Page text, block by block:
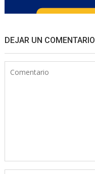
DEJAR UN COMENTARIO